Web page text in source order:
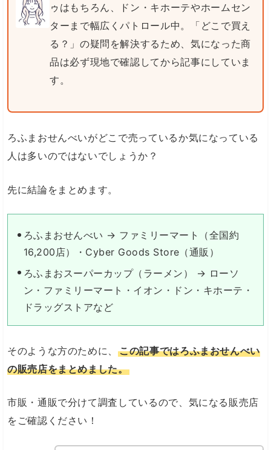
ゥはもちろん、ドン・キホーテやホームセン
ターまで幅広くパトロール中。「どこで買え
る？」の疑問を解決するため、気になった商
品は必ず現地で確認してから記事にしていま
す。
ろふまおせんべいがどこで売っているか気になっている
人は多いのではないでしょうか？
先に結論をまとめます。
ろふまおせんべい → ファミリーマート（全国約
16,200店）・Cyber Goods Store（通販）
ろふまおスーパーカップ（ラーメン） → ローソ
ン・ファミリーマート・イオン・ドン・キホーテ・
ドラッグストアなど
そのような方のために、この記事ではろふまおせんべい
の販売店をまとめました。
市販・通販で分けて調査しているので、気になる販売店
をご確認ください！